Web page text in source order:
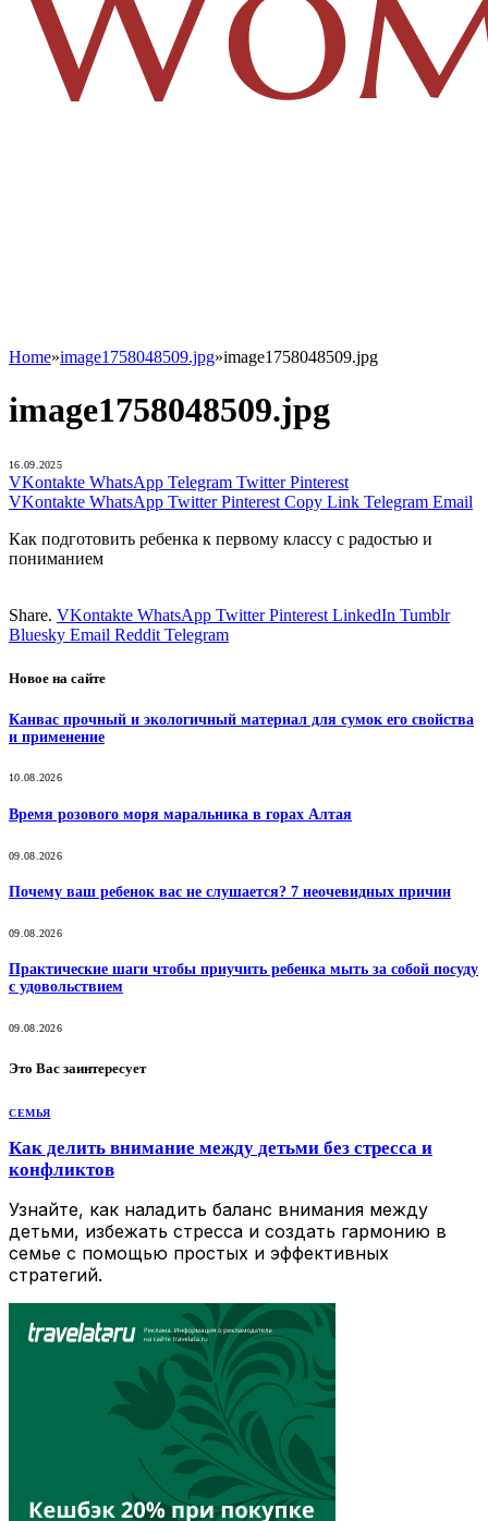
Home»image1758048509.jpg»image1758048509.jpg
image1758048509.jpg
16.09.2025
VKontakte WhatsApp Telegram Twitter Pinterest
VKontakte WhatsApp Twitter Pinterest Copy Link Telegram Email
Как подготовить ребенка к первому классу с радостью и
пониманием
Share. VKontakte WhatsApp Twitter Pinterest LinkedIn Tumblr
Bluesky Email ‏Reddit Telegram
Новое на сайте
Канвас прочный и экологичный материал для сумок его свойства
и применение
10.08.2026
Время розового моря маральника в горах Алтая
09.08.2026
Почему ваш ребенок вас не слушается? 7 неочевидных причин
09.08.2026
Практические шаги чтобы приучить ребенка мыть за собой посуду
с удовольствием
09.08.2026
Это Вас заинтересует
СЕМЬЯ
Как делить внимание между детьми без стресса и
конфликтов
Узнайте, как наладить баланс внимания между
детьми, избежать стресса и создать гармонию в
семье с помощью простых и эффективных
стратегий.